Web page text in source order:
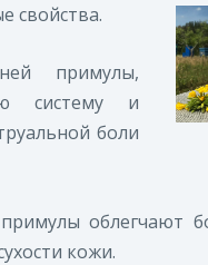
свойства.
примулы,
систему и
боли
примулыоблегчают
кожи.